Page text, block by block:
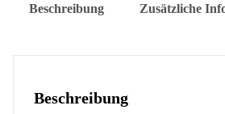
Beschreibung Zusätzliche
Beschreibung